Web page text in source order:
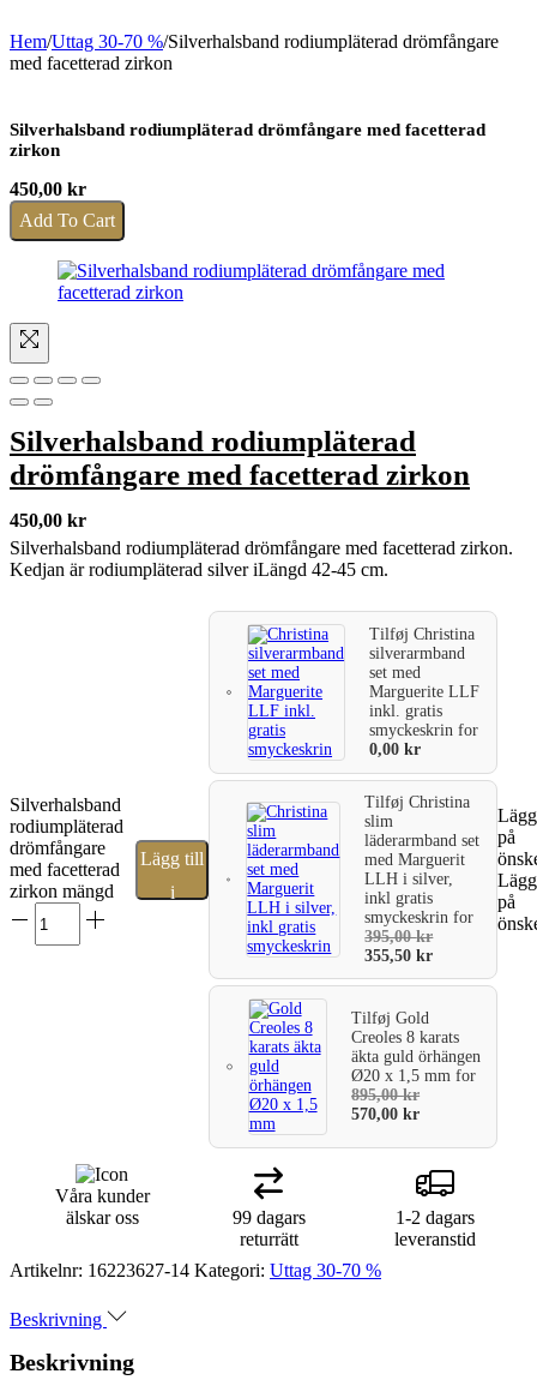
Hem/Uttag 30-70 %/Silverhalsband rodiumpläterad drömfångare
med facetterad zirkon
Silverhalsband rodiumpläterad drömfångare med facetterad
zirkon
450,00 kr
Add To Cart
Silverhalsband rodiumpläterad
drömfångare med facetterad zirkon
450,00 kr
Silverhalsband rodiumpläterad drömfångare med facetterad zirkon.
Kedjan är rodiumpläterad silver iLängd 42-45 cm.
Silverhalsband
rodiumpläterad
drömfångare
med facetterad
zirkon mängd
Lägg till
i
TilføjChristina
silverarmband
set med
Marguerite LLF
inkl. gratis
smyckeskrinfor
0,00kr
TilføjChristina
slim
läderarmband set
med Marguerit
LLH i silver,
inkl gratis
smyckeskrinfor
395,00kr
355,50kr
TilføjGold
Creoles 8 karats
äkta guld örhängen
Ø20 x 1,5 mmfor
895,00kr
570,00kr
på
på
Våra kunder
älskar oss
99 dagars
returrätt
1-2 dagars
leveranstid
Artikelnr: 16223627-14 Kategori: Uttag 30-70 %
Beskrivning
Beskrivning